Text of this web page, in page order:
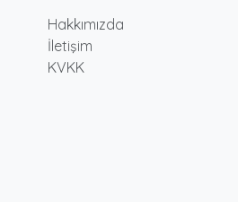
Hakkımızda
İletişim
KVKK